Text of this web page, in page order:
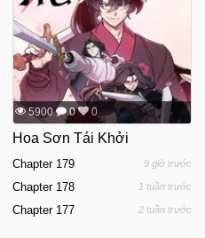
5900 0 0
Hoa Sơn Tái Khởi
Chapter 179 9 giờ trước
Chapter 178 1 tuần trước
Chapter 177 2 tuần trước